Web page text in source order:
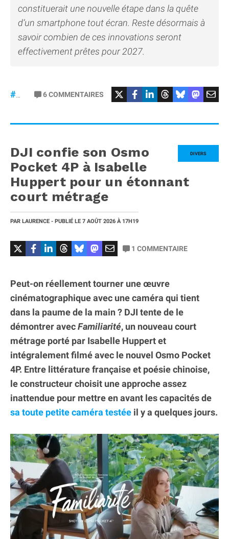
constituerait une nouvelle étape dans la quête
d’un smartphone tout écran. Reste désormais à
savoir combien de ces innovations seront
effectivement prêtes pour 2027.
6COMMENTAIRES
DIVERS
DJI confie son Osmo
Pocket 4P à Isabelle
Huppert pour un étonnant
court métrage
PAR LAURENCE - PUBLIÉ LE 7 AOÛT 2026 À 17H19
1 COMMENTAIRE
Peut-on réellement tourner une œuvre
cinématographique avec une caméra qui tient
dans la paume de la main ? DJI tente de le
démontrer avecFamiliarité, un nouveau court
métrage porté par Isabelle Huppert et
intégralement filmé avec le nouvel Osmo Pocket
4P. Entre littérature française et poésie chinoise,
le constructeur choisit une approche assez
inattendue pour mettre en avant les capacités de
sa toute petite caméra testée il y a quelques jours.